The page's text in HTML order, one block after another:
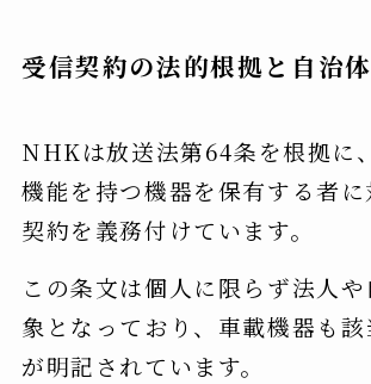
受信契約の法的根拠と自治
NHKは放送法第64条を根拠に
機能を持つ機器を保有する者
契約を義務付けています。
この条文は個人に限らず法人
象となっており、車載機器も該
が明記されています。